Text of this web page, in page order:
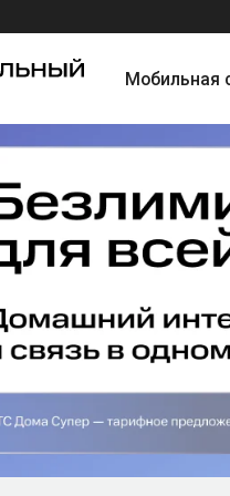
Мобильная связь